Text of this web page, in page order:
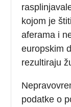
kojom je
aferama i
europskim
rezultiraju
podatke o